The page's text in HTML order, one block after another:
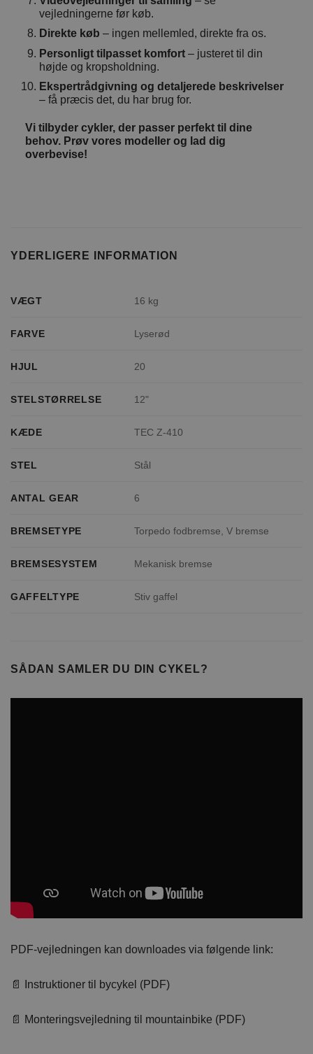
vejledningerne før køb.
Direkte køb – ingen mellemled, direkte fra os.
Personligt tilpasset komfort – justeret til din
højde og kropsholdning.
Ekspertrådgivning og detaljerede beskrivelser
– få præcis det, du har brug for.
Vi tilbyder cykler, der passer perfekt til dine
behov. Prøv vores modeller og lad dig
overbevise!
YDERLIGERE INFORMATION
VÆGT 16 kg
FARVE Lyserød
HJUL 20
STELSTØRRELSE 12"
KÆDE TEC Z-410
STEL Stål
ANTAL GEAR 6
BREMSETYPE Torpedo fodbremse, V bremse
BREMSESYSTEM Mekanisk bremse
GAFFELTYPE Stiv gaffel
SÅDAN SAMLER DU DIN CYKEL?
PDF-vejledningen kan downloades via følgende link:
📄 Instruktioner til bycykel (PDF)
📄 Monteringsvejledning til mountainbike (PDF)